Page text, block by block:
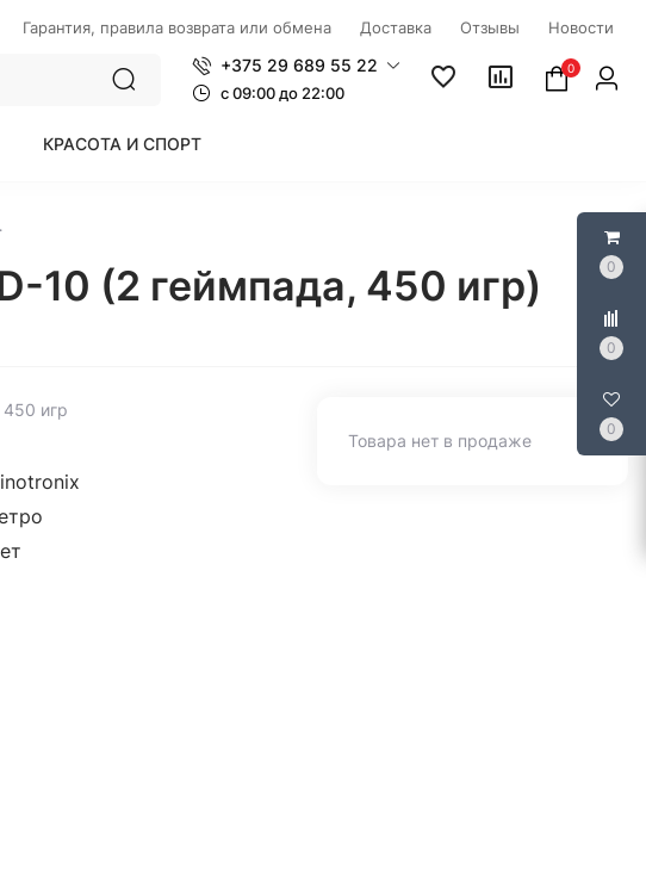
0
0
0
Гарантия, правила возврата или обмена Доставка Отзывы Новости
+375 29 689 55 22
c 09:00 до 22:00
0
КРАСОТА И СПОРТ
игр)
10 (2 геймпада, 450 игр)
игр
Товара нет в продаже